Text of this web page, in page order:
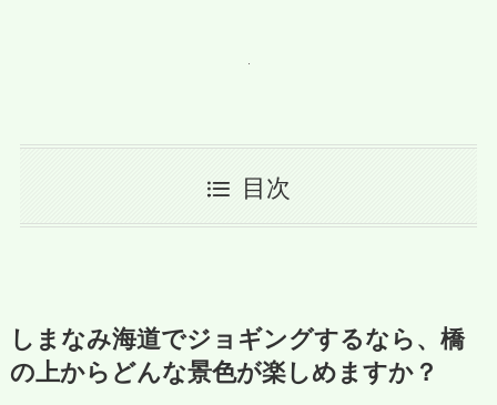
目次
しまなみ海道でジョギングするなら、橋
の上からどんな景色が楽しめますか？